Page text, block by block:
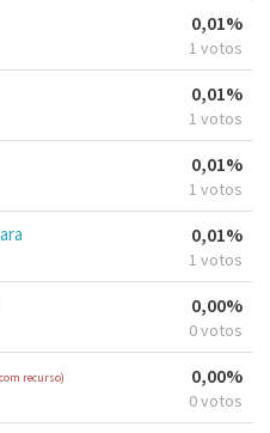
0,01%
1 votos
0,01%
1 votos
0,01%
1 votos
0,01%
1 votos
0,00%
0 votos
recurso) 0,00%
0 votos